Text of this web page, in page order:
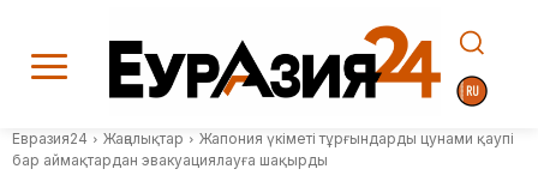
Евразия24 Жаңалықтар
Жапония үкіметі тұрғындарды цунами қаупі
бар аймақтардан эвакуациялауға шақырды